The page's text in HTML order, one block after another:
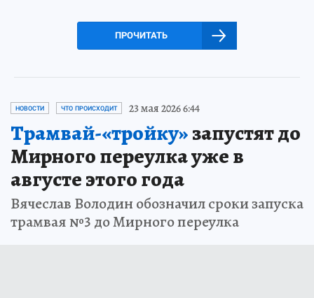
ПРОЧИТАТЬ
НОВОСТИ ЧТО ПРОИСХОДИТ 23 мая 2026 6:44
Трамвай-«тройку»запустят до
Мирного переулка уже в
августе этого года
Вячеслав Володин обозначил сроки запуска
трамвая №3 до Мирного переулка